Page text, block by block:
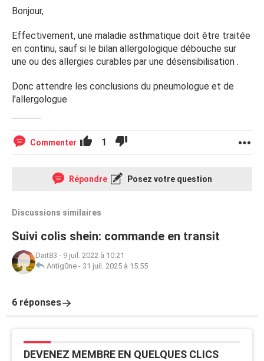
Bonjour,
Effectivement, une maladie asthmatique doit être traitée
en continu, sauf si le bilan allergologique débouche sur
une ou des allergies curables par une désensibilisation .
Donc attendre les conclusions du pneumologue et de
l'allergologue
Commenter 1
Répondre Posez votre question
Discussions similaires
Suivi colis shein: commande en transit
Dait83 - 9 juil. 2022 à 10:21
Antig0ne - 31 juil. 2025 à 15:55
6 réponses
DEVENEZ MEMBRE EN QUELQUES CLICS